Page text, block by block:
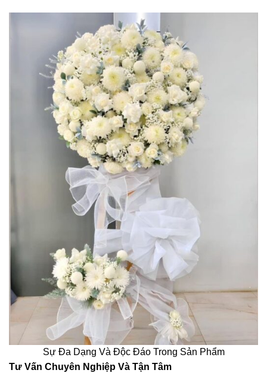
Sự Đa Dạng Và Độc Đáo Trong Sản Phẩm
Tư Vấn Chuyên Nghiệp Và Tận Tâm